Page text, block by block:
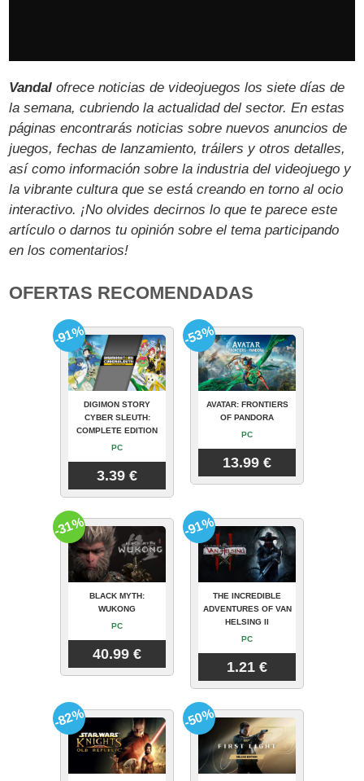
Vandal ofrece noticias de videojuegos los siete días de
la semana, cubriendo la actualidad del sector. En estas
páginas encontrarás noticias sobre nuevos anuncios de
juegos, fechas de lanzamiento, tráilers y otros detalles,
así como información sobre la industria del videojuego y
la vibrante cultura que se está creando en torno al ocio
interactivo. ¡No olvides decirnos lo que te parece este
artículo o darnos tu opinión sobre el tema participando
en los comentarios!
OFERTAS RECOMENDADAS
DIGIMON STORY
CYBER SLEUTH:
COMPLETE EDITION
PC
3.39 €
-91%
AVATAR: FRONTIERS
OF PANDORA
PC
13.99 €
-53%
BLACK MYTH:
WUKONG
PC
40.99 €
-31%
THE INCREDIBLE
ADVENTURES OF VAN
HELSING II
PC
1.21 €
-91%
-82% -50%